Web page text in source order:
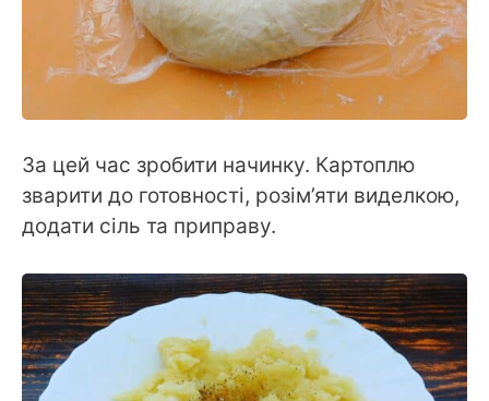
За цей час зробити начинку. Картоплю
зварити до готовності, розім’яти виделкою,
додати сіль та приправу.